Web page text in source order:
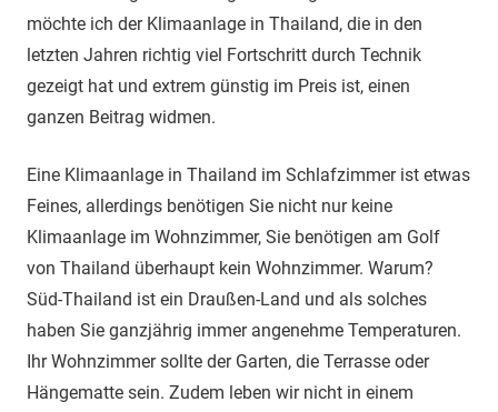
möchte ich der Klimaanlage in Thailand, die in den
letzten Jahren richtig viel Fortschritt durch Technik
gezeigt hat und extrem günstig im Preis ist, einen
ganzen Beitrag widmen.
Eine Klimaanlage in Thailand im Schlafzimmer ist etwas
Feines, allerdings benötigen Sie nicht nur keine
Klimaanlage im Wohnzimmer, Sie benötigen am Golf
von Thailand überhaupt kein Wohnzimmer. Warum?
Süd-Thailand ist ein Draußen-Land und als solches
haben Sie ganzjährig immer angenehme Temperaturen.
Ihr Wohnzimmer sollte der Garten, die Terrasse oder
Hängematte sein. Zudem leben wir nicht in einem